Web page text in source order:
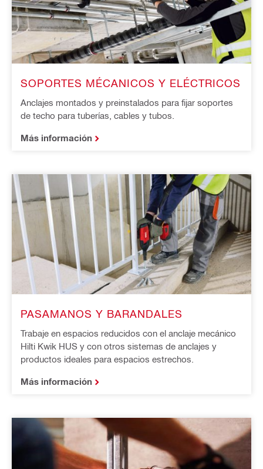
SOPORTES MÉCANICOS Y ELÉCTRICOS
Anclajes montados y preinstalados para fijar soportes
de techo para tuberías, cables y tubos.
Más información
PASAMANOS Y BARANDALES
Trabaje en espacios reducidos con el anclaje mecánico
Hilti Kwik HUS y con otros sistemas de anclajes y
productos ideales para espacios estrechos.
Más información